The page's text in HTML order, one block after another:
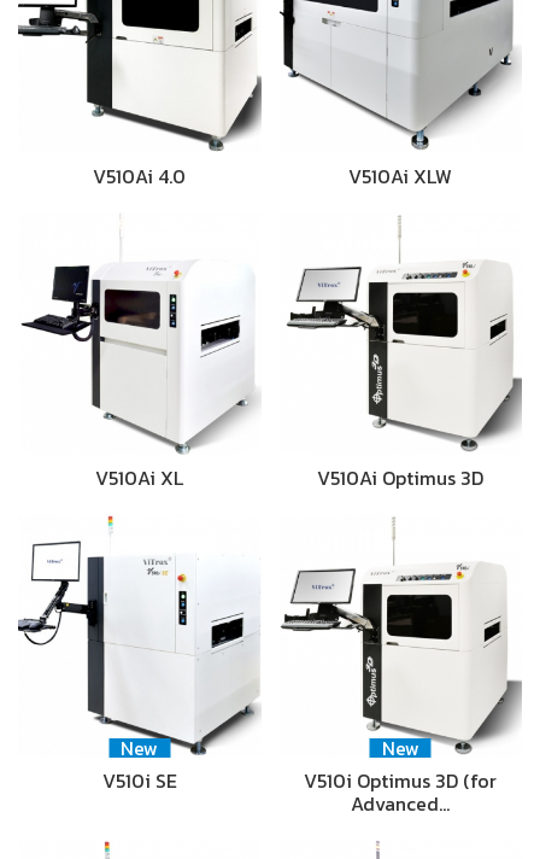
V510Ai 4.0 V510Ai XLW
V510Ai XL V510Ai Optimus 3D
New
V510i SE
New
V510i Optimus 3D (for
Advanced…